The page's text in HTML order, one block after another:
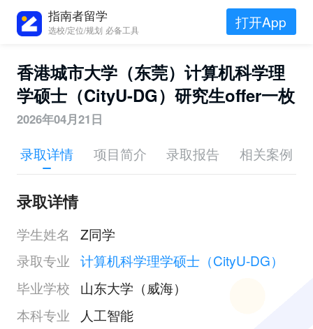
指南者留学
选校/定位/规划 必备工具 打开App
香港城市大学（东莞）计算机科学理
学硕士（CityU-DG）研究生offer一枚
2026年04月21日
录取详情 项目简介 录取报告 相关案例
录取详情
学生姓名
Z同学
录取专业 计算机科学理学硕士（CityU-DG）
毕业学校
山东大学（威海）
本科专业
人工智能